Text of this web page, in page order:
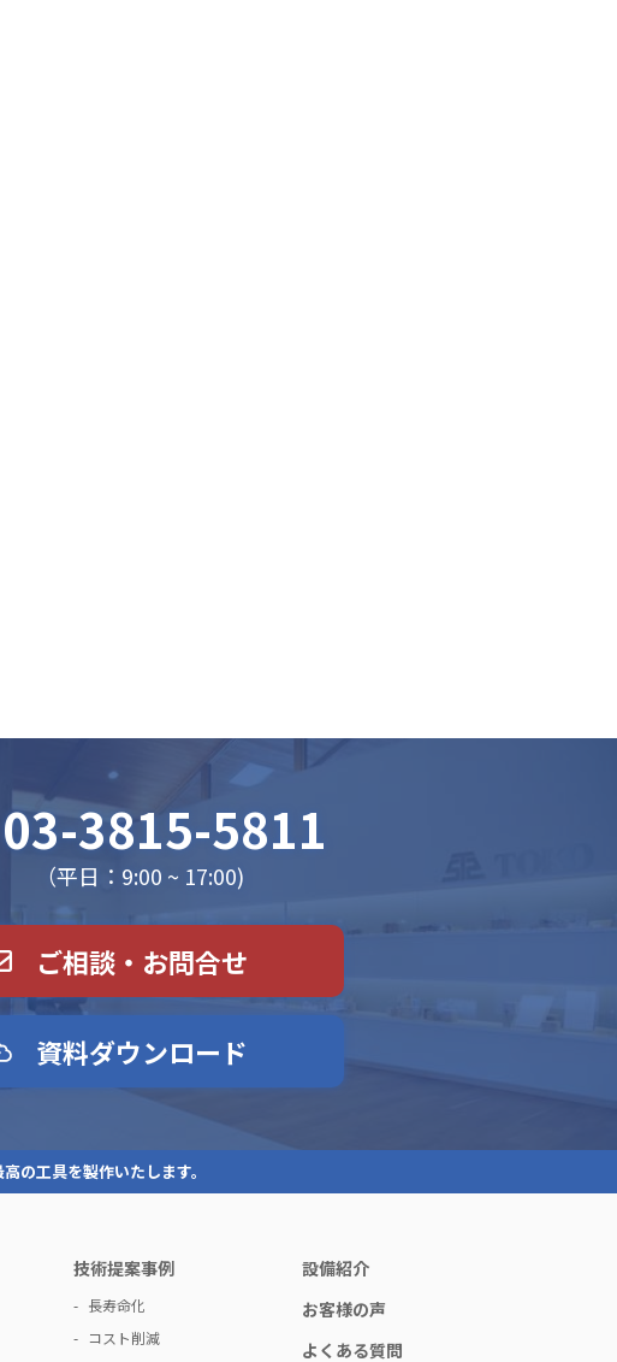
03-3815-5811
（平日：9:00 ~ 17:00)
ご相談・お問合せ
資料ダウンロード
の工具を製作いたします。
技術提案事例
長寿命化
コスト削減
設備紹介
お客様の声
よくある質問